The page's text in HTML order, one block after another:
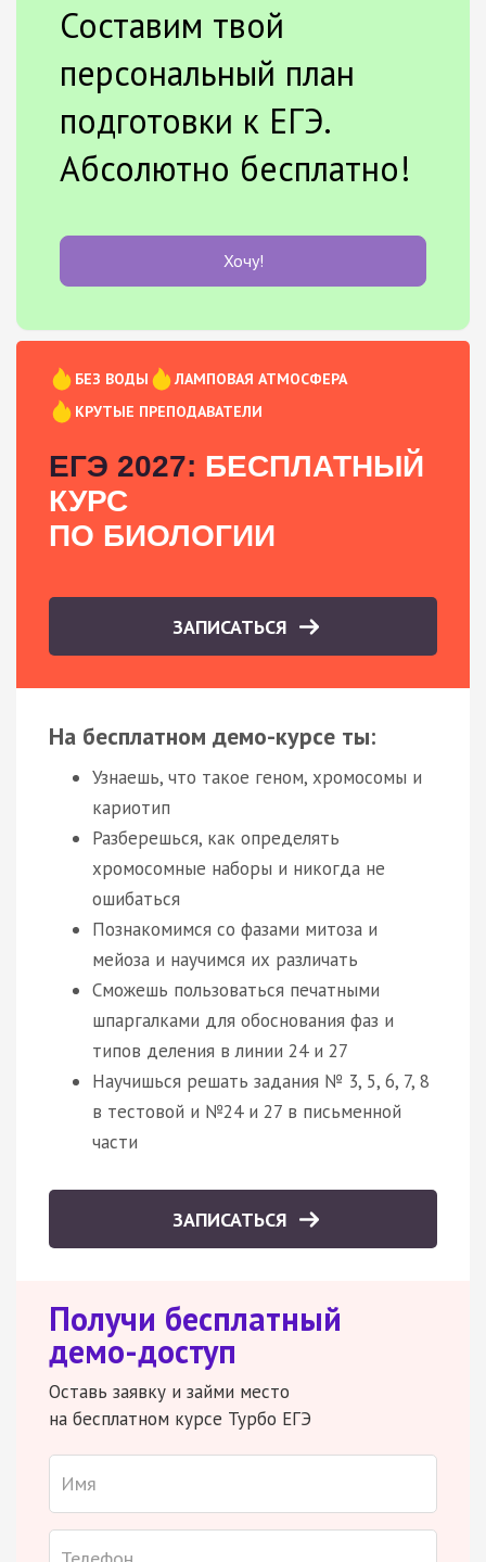
Составим твой
персональный план
подготовки к ЕГЭ.
Абсолютно бесплатно!
Хочу!
БЕЗ ВОДЫ
ЛАМПОВАЯ АТМОСФЕРА
КРУТЫЕ ПРЕПОДАВАТЕЛИ
ЕГЭ 2027: БЕСПЛАТНЫЙ
КУРС
ПО БИОЛОГИИ
ЗАПИСАТЬСЯ
На бесплатном демо-курсе ты:
Узнаешь, что такое геном, хромосомы и
кариотип
Разберешься, как определять
хромосомные наборы и никогда не
ошибаться
Познакомимся со фазами митоза и
мейоза и научимся их различать
Сможешь пользоваться печатными
шпаргалками для обоснования фаз и
типов деления в линии 24 и 27
Научишься решать задания № 3, 5, 6, 7, 8
в тестовой и №24 и 27 в письменной
части
ЗАПИСАТЬСЯ
Получи бесплатный
демо-доступ
Оставь заявку и займи место
на бесплатном курсе Турбо ЕГЭ